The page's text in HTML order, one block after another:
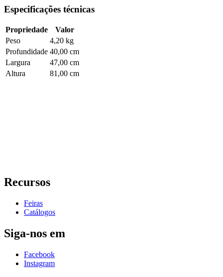
Especificações técnicas
Propriedade
Valor
Peso
4,20 kg
Profundidade 40,00 cm
Largura
47,00 cm
Altura
81,00 cm
Recursos
Feiras
Catálogos
Siga-nos em
Facebook
Instagram